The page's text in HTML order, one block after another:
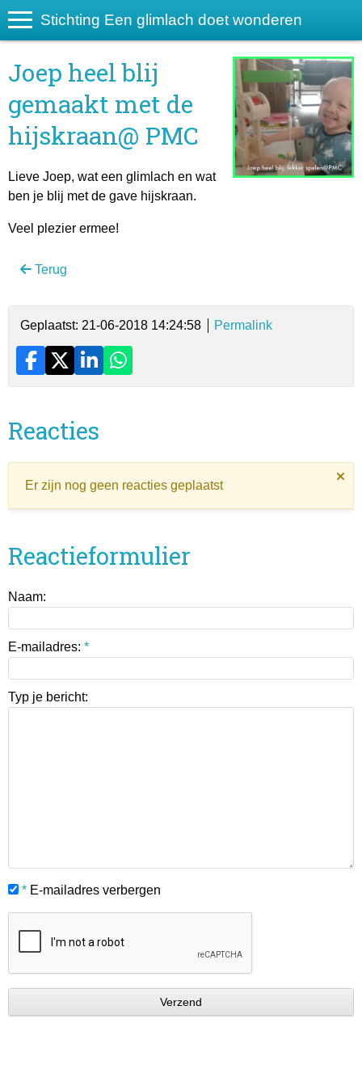
Stichting Een glimlach doet wonderen
Joep heel blij
gemaakt met de
hijskraan@ PMC
Lieve Joep, wat een glimlach en wat
ben je blij met de gave hijskraan.
Veel plezier ermee!
Terug
Geplaatst: 21-06-2018 14:24:58 Permalink
Reacties
Er zijn nog geen reacties geplaatst
Reactieformulier
Naam:
E-mailadres: *
Typ je bericht:
* E-mailadres verbergen